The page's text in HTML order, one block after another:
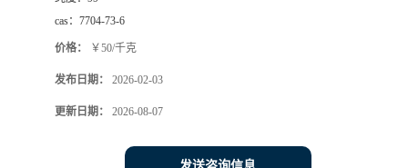
cas： 7704-73-6
价格： ￥50/千克
发布日期： 2026-02-03
更新日期： 2026-08-07